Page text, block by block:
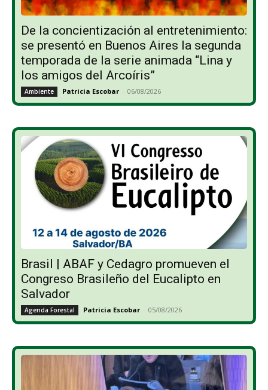
De la concientización al entretenimiento:
se presentó en Buenos Aires la segunda
temporada de la serie animada “Lina y
los amigos del Arcoíris”
Ambiente Patricia Escobar - 06/08/2026
Brasil | ABAF y Cedagro promueven el
Congreso Brasileño del Eucalipto en
Salvador
Agenda Forestal Patricia Escobar - 05/08/2026